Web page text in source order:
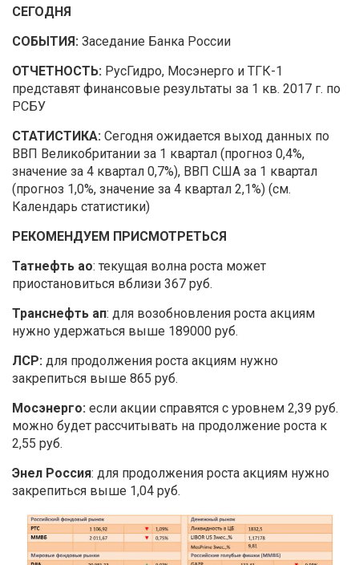
СЕГОДНЯ
СОБЫТИЯ: Заседание Банка России
ОТЧЕТНОСТЬ: РусГидро, Мосэнерго и ТГК-1
представят финансовые результаты за 1 кв. 2017 г. по
РСБУ
СТАТИСТИКА: Сегодня ожидается выход данных по
ВВП Великобритании за 1 квартал (прогноз 0,4%,
значение за 4 квартал 0,7%), ВВП США за 1 квартал
(прогноз 1,0%, значение за 4 квартал 2,1%) (см.
Календарь статистики)
РЕКОМЕНДУЕМ ПРИСМОТРЕТЬСЯ
Татнефть ао: текущая волна роста может
приостановиться вблизи 367 руб.
Транснефть ап: для возобновления роста акциям
нужно удержаться выше 189000 руб.
ЛСР: для продолжения роста акциям нужно
закрепиться выше 865 руб.
Мосэнерго: если акции справятся с уровнем 2,39 руб.
можно будет рассчитывать на продолжение роста к
2,55 руб.
Энел Россия: для продолжения роста акциям нужно
закрепиться выше 1,04 руб.